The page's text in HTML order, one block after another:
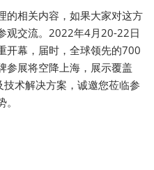
的相关内容，如果大家对这方
观交流。2022年4月20-22日
开幕，届时，全球领先的700
参展将空降上海，展示覆盖
术解决方案，诚邀您莅临参